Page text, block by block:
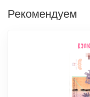
Рекомендуем